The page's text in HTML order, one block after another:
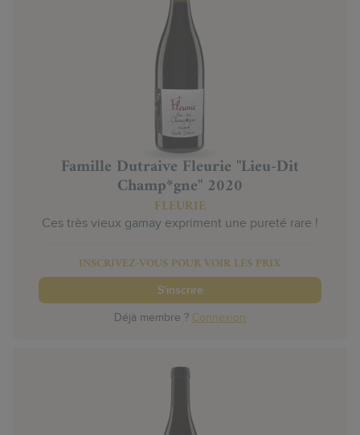
Famille Dutraive Fleurie "Lieu-Dit
Champ*gne" 2020
FLEURIE
Ces très vieux gamay expriment une pureté rare !
INSCRIVEZ-VOUS POUR VOIR LES PRIX
S'inscrire
Déjà membre ? Connexion